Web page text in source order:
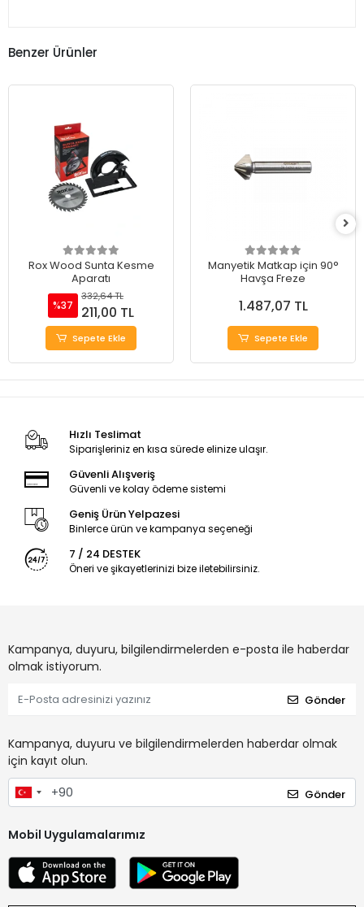
Benzer Ürünler
Rox Wood Sunta Kesme
Aparatı
%37
332,64 TL
211,00 TL
Sepete Ekle
Manyetik Matkap için 90°
Havşa Freze
1.487,07 TL
Sepete Ekle
Hızlı Teslimat
Siparişleriniz en kısa sürede elinize ulaşır.
Güvenli Alışveriş
Güvenli ve kolay ödeme sistemi
Geniş Ürün Yelpazesi
Binlerce ürün ve kampanya seçeneği
7 / 24 DESTEK
Öneri ve şikayetlerinizi bize iletebilirsiniz.
Kampanya, duyuru, bilgilendirmelerden e-posta ile haberdar
olmak istiyorum.
Gönder
Kampanya, duyuru ve bilgilendirmelerden haberdar olmak
için kayıt olun.
Gönder
Mobil Uygulamalarımız